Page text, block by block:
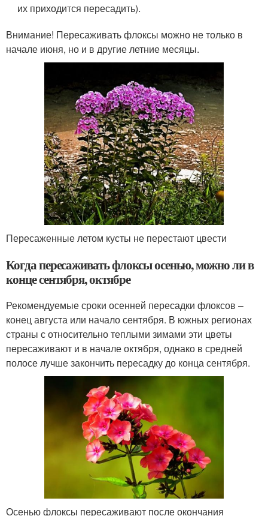
их приходится пересадить).
Внимание! Пересаживать флоксы можно не только в
начале июня, но и в другие летние месяцы.
Пересаженные летом кусты не перестают цвести
Когда пересаживать флоксы осенью, можно ли в
конце сентября, октябре
Рекомендуемые сроки осенней пересадки флоксов –
конец августа или начало сентября. В южных регионах
страны с относительно теплыми зимами эти цветы
пересаживают и в начале октября, однако в средней
полосе лучше закончить пересадку до конца сентября.
Осенью флоксы пересаживают после окончания